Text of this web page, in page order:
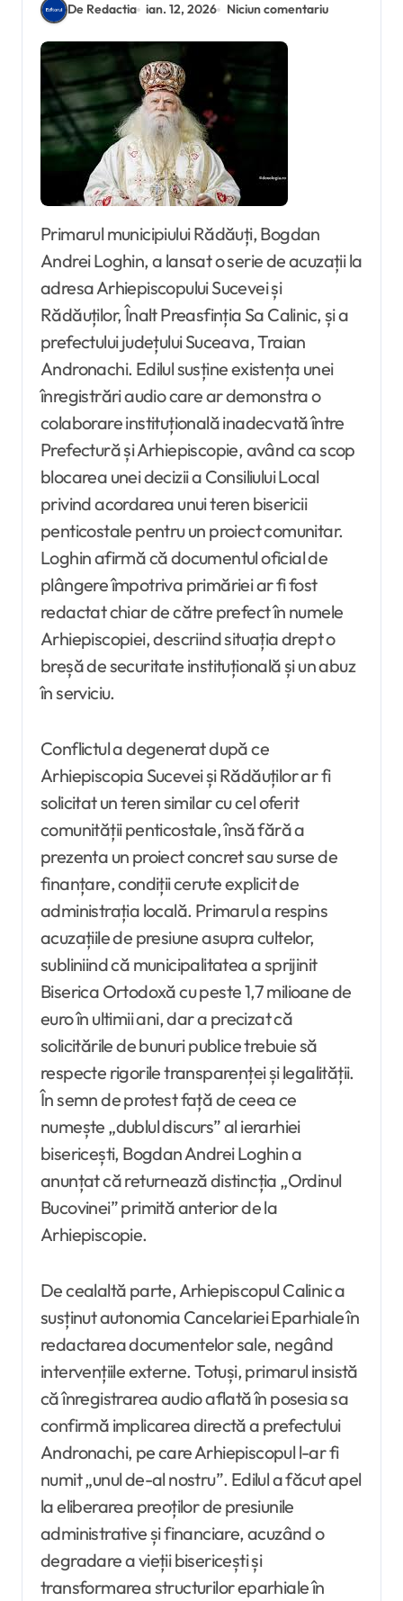
De Redactia ian. 12, 2026 Niciun comentariu
Primarul municipiului Rădăuți, Bogdan
Andrei Loghin, a lansat o serie de acuzații la
adresa Arhiepiscopului Sucevei și
Rădăuților, Înalt Preasfinția Sa Calinic, și a
prefectului județului Suceava, Traian
Andronachi. Edilul susține existența unei
înregistrări audio care ar demonstra o
colaborare instituțională inadecvată între
Prefectură și Arhiepiscopie, având ca scop
blocarea unei decizii a Consiliului Local
privind acordarea unui teren bisericii
penticostale pentru un proiect comunitar.
Loghin afirmă că documentul oficial de
plângere împotriva primăriei ar fi fost
redactat chiar de către prefect în numele
Arhiepiscopiei, descriind situația drept o
breșă de securitate instituțională și un abuz
în serviciu.
Conflictul a degenerat după ce
Arhiepiscopia Sucevei și Rădăuților ar fi
solicitat un teren similar cu cel oferit
comunității penticostale, însă fără a
prezenta un proiect concret sau surse de
finanțare, condiții cerute explicit de
administrația locală. Primarul a respins
acuzațiile de presiune asupra cultelor,
subliniind că municipalitatea a sprijinit
Biserica Ortodoxă cu peste 1,7 milioane de
euro în ultimii ani, dar a precizat că
solicitările de bunuri publice trebuie să
respecte rigorile transparenței și legalității.
În semn de protest față de ceea ce
numește „dublul discurs” al ierarhiei
bisericești, Bogdan Andrei Loghin a
anunțat că returnează distincția „Ordinul
Bucovinei” primită anterior de la
Arhiepiscopie.
De cealaltă parte, Arhiepiscopul Calinic a
susținut autonomia Cancelariei Eparhiale în
redactarea documentelor sale, negând
intervențiile externe. Totuși, primarul insistă
că înregistrarea audio aflată în posesia sa
confirmă implicarea directă a prefectului
Andronachi, pe care Arhiepiscopul l-ar fi
numit „unul de-al nostru”. Edilul a făcut apel
la eliberarea preoților de presiunile
administrative și financiare, acuzând o
degradare a vieții bisericești și
transformarea structurilor eparhiale în